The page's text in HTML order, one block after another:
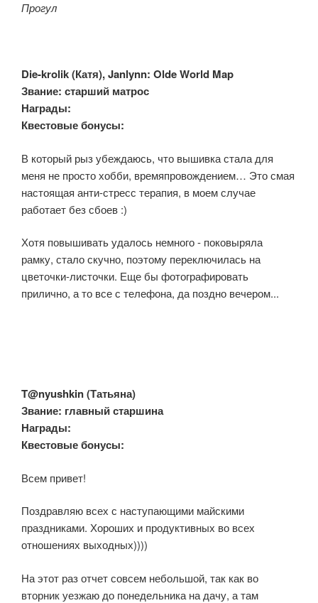
Прогул
Die-krolik (Катя), Janlynn: Olde World Map
Звание: старший матрос
Награды:
Квестовые бонусы:
В который рыз убеждаюсь, что вышивка стала для
меня не просто хобби, времяпровождением… Это смая
настоящая анти-стресс терапия, в моем случае
работает без сбоев :)
Хотя повышивать удалось немного - поковыряла
рамку, стало скучно, поэтому переключилась на
цветочки-листочки. Еще бы фотографировать
прилично, а то все с телефона, да поздно вечером...
T@nyushkin (Татьяна)
Звание: главный старшина
Награды:
Квестовые бонусы:
Всем привет!
Поздравляю всех с наступающими майскими
праздниками. Хороших и продуктивных во всех
отношениях выходных))))
На этот раз отчет совсем небольшой, так как во
вторник уезжаю до понедельника на дачу, а там